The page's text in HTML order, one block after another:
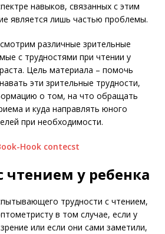
навыков, связанных с этим
является лишь частью проблемы.
различные зрительные
с трудностями при чтении у
Цель материала – помочь
эти зрительные трудности,
о том, на что обращать
и куда направлять юного
при необходимости.
чтением у ребенка
трудности с чтением,
в том случае, если у
или если они сами заметили,